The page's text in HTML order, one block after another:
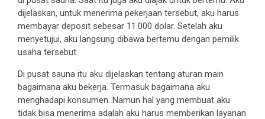
dijelaskan, untuk menerima pekerjaan tersebut, aku harus
membayar deposit sebesar 11.000 dolar. Setelah aku
menyetujui, aku langsung dibawa bertemu dengan pemilik
usaha tersebut.
Di pusat sauna itu aku dijelaskan tentang aturan main
bagaimana aku bekerja. Termasuk bagaimana aku
menghadapi konsumen. Namun hal yang membuat aku
tidak bisa menerima adalah aku harus memberikan layanan